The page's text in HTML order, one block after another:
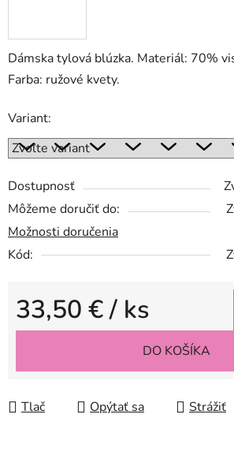
Dámska tylová blúzka. Materiál: 70%
Farba: ružové kvety.
Variant:
Dostupnosť
Môžeme doručiť do:
Možnosti doručenia
Kód:
33,50 €/ ks
Jednotková cena:
DO KOŠÍKA
Tlač Opýtať sa Strážiť